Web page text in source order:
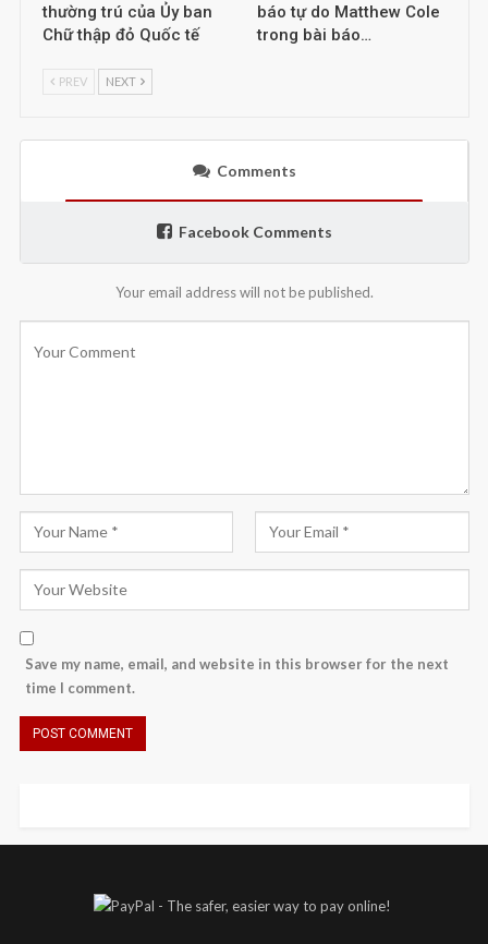
thường trú của Ủy ban
Chữ thập đỏ Quốc tế
báo tự do Matthew Cole
trong bài báo…
PREV NEXT
Comments
Facebook Comments
Your email address will not be published.
Save my name, email, and website in this browser for the next
time I comment.